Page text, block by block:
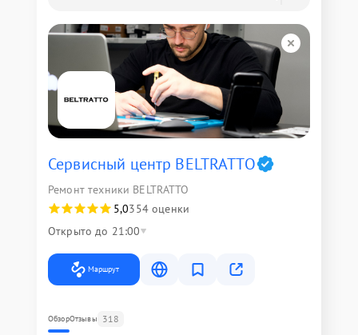
Сервисный центр BELTRATTO
Ремонт техники BELTRATTO
5,0354 оценки
Открыто до 21:00
Маршрут
ОбзорОтзывы 318